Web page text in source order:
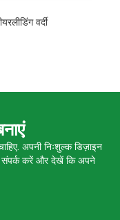
वर्दी
अपनी निःशुल्क डिज़ाइन
संपर्क करें और देखें कि अपने